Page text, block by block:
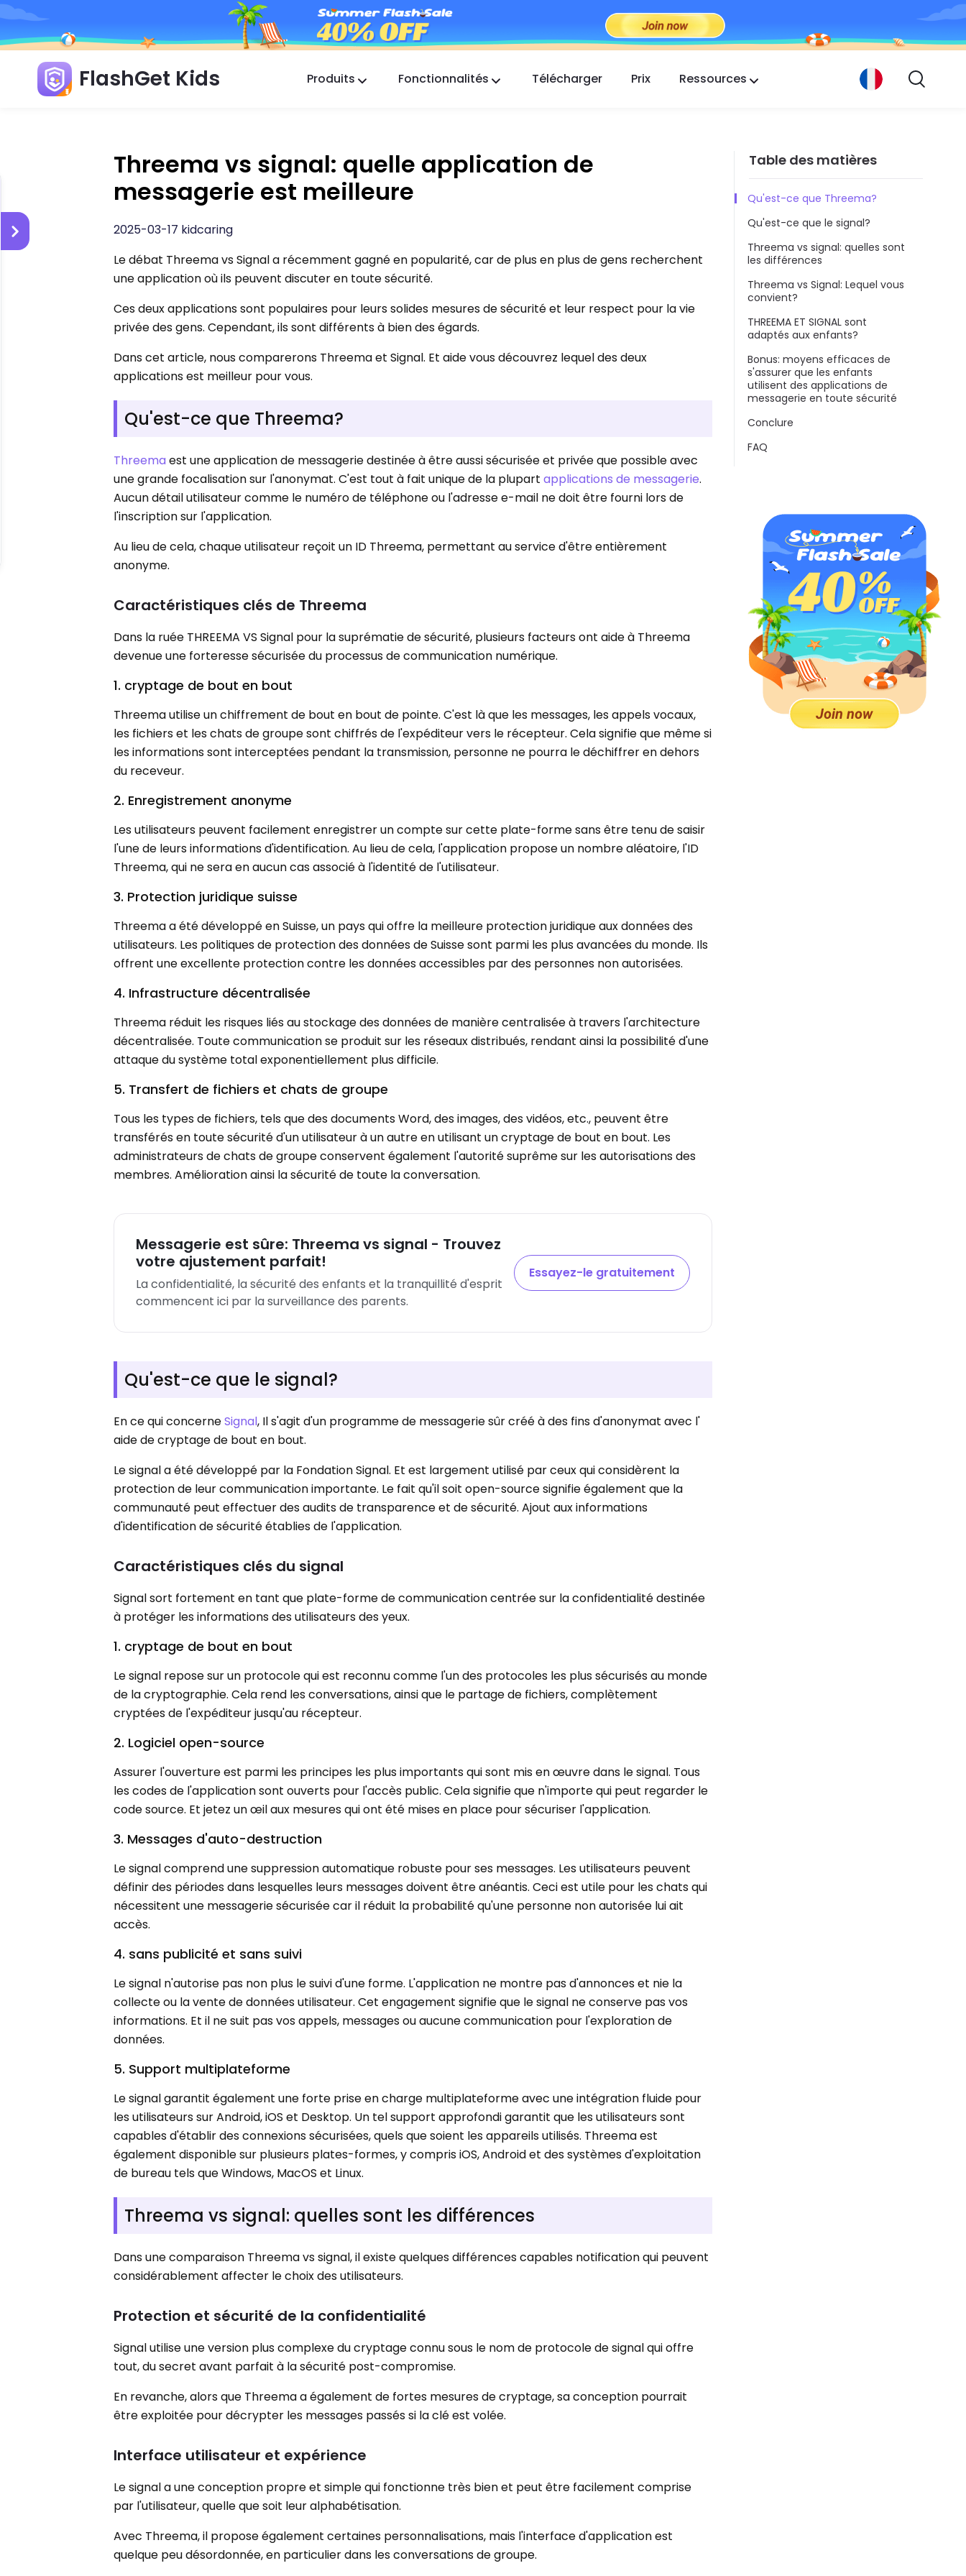
FlashGet Kids Produits
FlashGet Finder
La sécurité anti-vol de votre téléphone, notre
responsabilité.
Fonctionnalités Télécharger Prix Ressources
Threema vs signal: quelle application de
messagerie est meilleure
2025-03-17 kidcaring
Le débat Threema vs Signal a récemment gagné en popularité, car de plus en plus de gens recherchent
une application où ils peuvent discuter en toute sécurité.
Ces deux applications sont populaires pour leurs solides mesures de sécurité et leur respect pour la vie
privée des gens. Cependant, ils sont différents à bien des égards.
Dans cet article, nous comparerons Threema et Signal. Et aide vous découvrez lequel des deux
applications est meilleur pour vous.
Qu'est-ce que Threema?
Threema est une application de messagerie destinée à être aussi sécurisée et privée que possible avec
une grande focalisation sur l'anonymat. C'est tout à fait unique de la plupartapplications de messagerie.
Aucun détail utilisateur comme le numéro de téléphone ou l'adresse e-mail ne doit être fourni lors de
l'inscription sur l'application.
Au lieu de cela, chaque utilisateur reçoit un ID Threema, permettant au service d'être entièrement
anonyme.
Caractéristiques clés de Threema
Dans la ruée THREEMA VS Signal pour la suprématie de sécurité, plusieurs facteurs ont aide à Threema
devenue une forteresse sécurisée du processus de communication numérique.
1. cryptage de bout en bout
Threema utilise un chiffrement de bout en bout de pointe. C'est là que les messages, les appels vocaux,
les fichiers et les chats de groupe sont chiffrés de l'expéditeur vers le récepteur. Cela signifie que même si
les informations sont interceptées pendant la transmission, personne ne pourra le déchiffrer en dehors
du receveur.
2. Enregistrement anonyme
Les utilisateurs peuvent facilement enregistrer un compte sur cette plate-forme sans être tenu de saisir
l'une de leurs informations d'identification. Au lieu de cela, l'application propose un nombre aléatoire, l'ID
Threema, qui ne sera en aucun cas associé à l'identité de l'utilisateur.
3. Protection juridique suisse
Threema a été développé en Suisse, un pays qui offre la meilleure protection juridique aux données des
utilisateurs. Les politiques de protection des données de Suisse sont parmi les plus avancées du monde. Ils
offrent une excellente protection contre les données accessibles par des personnes non autorisées.
4. Infrastructure décentralisée
Threema réduit les risques liés au stockage des données de manière centralisée à travers l'architecture
décentralisée. Toute communication se produit sur les réseaux distribués, rendant ainsi la possibilité d'une
attaque du système total exponentiellement plus difficile.
5. Transfert de fichiers et chats de groupe
Tous les types de fichiers, tels que des documents Word, des images, des vidéos, etc., peuvent être
transférés en toute sécurité d'un utilisateur à un autre en utilisant un cryptage de bout en bout. Les
administrateurs de chats de groupe conservent également l'autorité suprême sur les autorisations des
membres. Amélioration ainsi la sécurité de toute la conversation.
Messagerie est sûre: Threema vs signal - Trouvez
votre ajustement parfait!
La confidentialité, la sécurité des enfants et la tranquillité d'esprit
commencent ici par la surveillance des parents.
Essayez-le gratuitement
Qu'est-ce que le signal?
En ce qui concerneSignal, Il s'agit d'un programme de messagerie sûr créé à des fins d'anonymat avec l'
aide de cryptage de bout en bout.
Le signal a été développé par la Fondation Signal. Et est largement utilisé par ceux qui considèrent la
protection de leur communication importante. Le fait qu'il soit open-source signifie également que la
communauté peut effectuer des audits de transparence et de sécurité. Ajout aux informations
d'identification de sécurité établies de l'application.
Caractéristiques clés du signal
Signal sort fortement en tant que plate-forme de communication centrée sur la confidentialité destinée
à protéger les informations des utilisateurs des yeux.
1. cryptage de bout en bout
Le signal repose sur un protocole qui est reconnu comme l'un des protocoles les plus sécurisés au monde
de la cryptographie. Cela rend les conversations, ainsi que le partage de fichiers, complètement
cryptées de l'expéditeur jusqu'au récepteur.
2. Logiciel open-source
Assurer l'ouverture est parmi les principes les plus importants qui sont mis en œuvre dans le signal. Tous
les codes de l'application sont ouverts pour l'accès public. Cela signifie que n'importe qui peut regarder le
code source. Et jetez un œil aux mesures qui ont été mises en place pour sécuriser l'application.
3. Messages d'auto-destruction
Le signal comprend une suppression automatique robuste pour ses messages. Les utilisateurs peuvent
définir des périodes dans lesquelles leurs messages doivent être anéantis. Ceci est utile pour les chats qui
nécessitent une messagerie sécurisée car il réduit la probabilité qu'une personne non autorisée lui ait
accès.
4. sans publicité et sans suivi
Le signal n'autorise pas non plus le suivi d'une forme. L'application ne montre pas d'annonces et nie la
collecte ou la vente de données utilisateur. Cet engagement signifie que le signal ne conserve pas vos
informations. Et il ne suit pas vos appels, messages ou aucune communication pour l'exploration de
données.
5. Support multiplateforme
Le signal garantit également une forte prise en charge multiplateforme avec une intégration fluide pour
les utilisateurs sur Android, iOS et Desktop. Un tel support approfondi garantit que les utilisateurs sont
capables d'établir des connexions sécurisées, quels que soient les appareils utilisés. Threema est
également disponible sur plusieurs plates-formes, y compris iOS, Android et des systèmes d'exploitation
de bureau tels que Windows, MacOS et Linux.
Threema vs signal: quelles sont les différences
Dans une comparaison Threema vs signal, il existe quelques différences capables notification qui peuvent
considérablement affecter le choix des utilisateurs.
Protection et sécurité de la confidentialité
Signal utilise une version plus complexe du cryptage connu sous le nom de protocole de signal qui offre
tout, du secret avant parfait à la sécurité post-compromise.
En revanche, alors que Threema a également de fortes mesures de cryptage, sa conception pourrait
être exploitée pour décrypter les messages passés si la clé est volée.
Interface utilisateur et expérience
Le signal a une conception propre et simple qui fonctionne très bien et peut être facilement comprise
par l'utilisateur, quelle que soit leur alphabétisation.
Avec Threema, il propose également certaines personnalisations, mais l'interface d'application est
quelque peu désordonnée, en particulier dans les conversations de groupe.
Table des matières
Qu'est-ce que Threema?
Qu'est-ce que le signal?
Threema vs signal: quelles sont
les différences
Threema vs Signal: Lequel vous
convient?
THREEMA ET SIGNAL sont
adaptés aux enfants?
Bonus: moyens efficaces de
s'assurer que les enfants
utilisent des applications de
messagerie en toute sécurité
Conclure
FAQ